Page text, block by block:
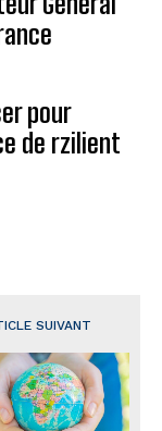
pour
de rzilient
SUIVANT